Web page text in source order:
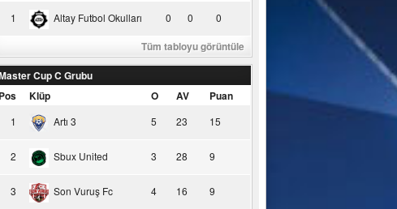
1 Altay Futbol Okulları 0 0 0
Tüm tabloyu görüntüle
Cup C Grubu
Pos
Klüp O AV Puan
1 Artı 3 5 23 15
2 Sbux United 3 28 9
3 Son Vuruş Fc 4 16 9